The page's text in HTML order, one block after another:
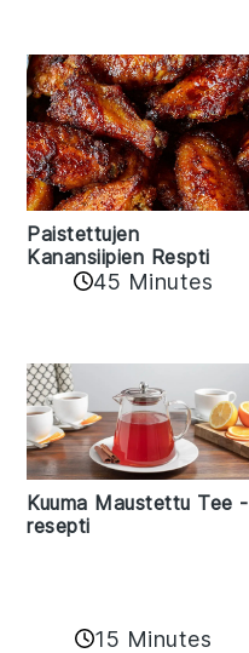
Paistettujen
Kanansiipien Respti
45 Minutes
Kuuma Maustettu Tee -
resepti
15 Minutes